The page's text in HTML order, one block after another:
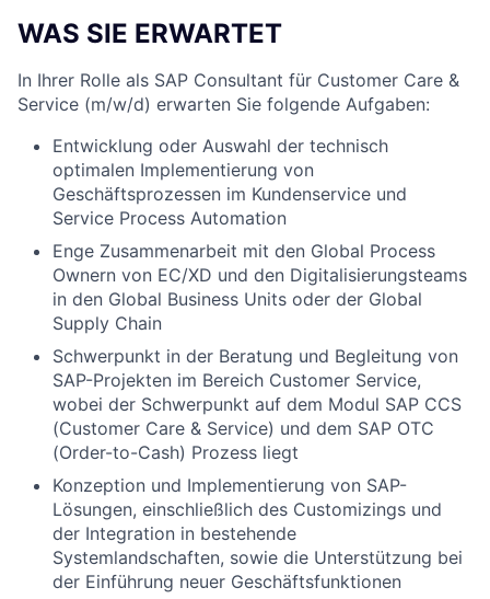
WAS SIE ERWARTET
In Ihrer Rolle als SAP Consultant für Customer Care &
Service (m/w/d) erwarten Sie folgende Aufgaben:
Entwicklung oder Auswahl der technisch
optimalen Implementierung von
Geschäftsprozessen im Kundenservice und
Service Process Automation
Enge Zusammenarbeit mit den Global Process
Ownern von EC/XD und den Digitalisierungsteams
in den Global Business Units oder der Global
Supply Chain
Schwerpunkt in der Beratung und Begleitung von
SAP-Projekten im Bereich Customer Service,
wobei der Schwerpunkt auf dem Modul SAP CCS
(Customer Care & Service) und dem SAP OTC
(Order-to-Cash) Prozess liegt
Konzeption und Implementierung von SAP-
Lösungen, einschließlich des Customizings und
der Integration in bestehende
Systemlandschaften, sowie die Unterstützung bei
der Einführung neuer Geschäftsfunktionen